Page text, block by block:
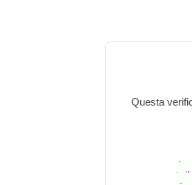
Questa